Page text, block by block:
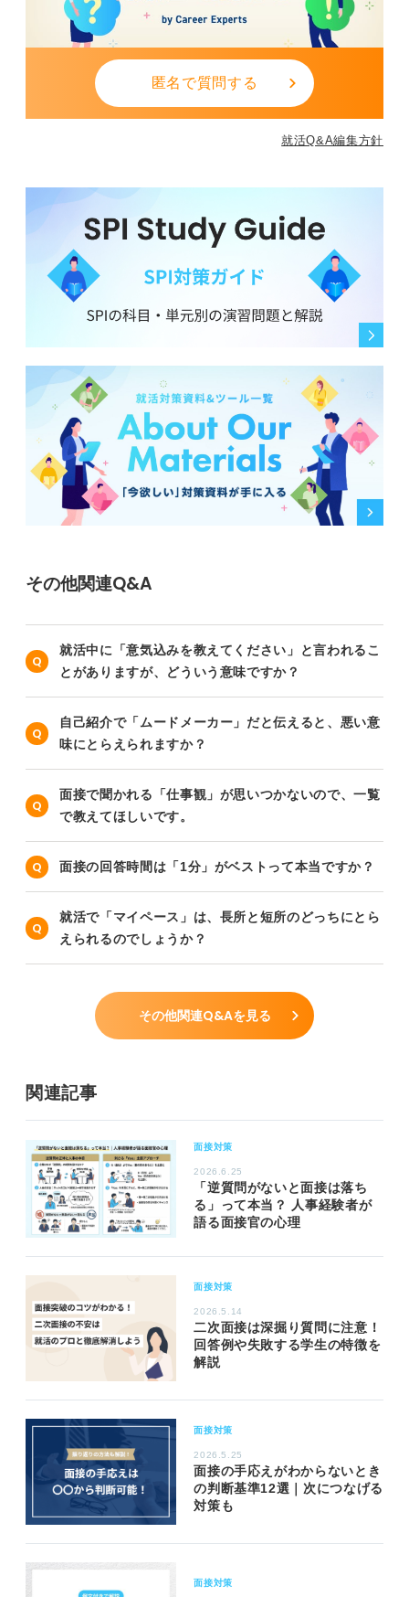
匿名で質問する
就活Q&A編集方針
その他関連Q&A
就活中に「意気込みを教えてください」と言われるこ
とがありますが、どういう意味ですか？
自己紹介で「ムードメーカー」だと伝えると、悪い意
味にとらえられますか？
面接で聞かれる「仕事観」が思いつかないので、一覧
で教えてほしいです。
面接の回答時間は「1分」がベストって本当ですか？
就活で「マイペース」は、長所と短所のどっちにとら
えられるのでしょうか？
その他関連Q&Aを見る
関連記事
面接対策
2026.6.25
「逆質問がないと面接は落ち
る」って本当？ 人事経験者が
語る面接官の心理
面接対策
2026.5.14
二次面接は深掘り質問に注意！
回答例や失敗する学生の特徴を
解説
面接対策
2026.5.25
面接の手応えがわからないとき
の判断基準12選｜次につなげる
対策も
面接対策